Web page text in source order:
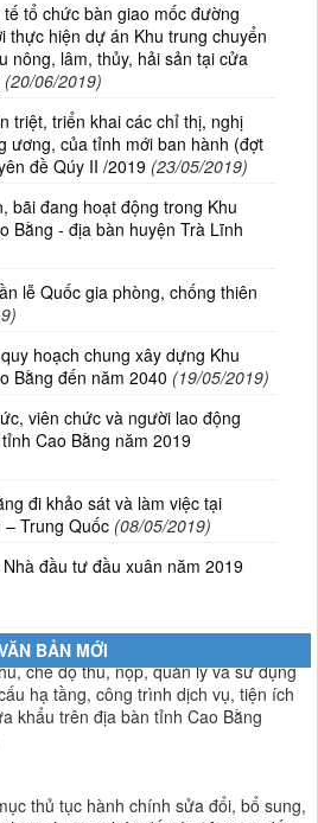
tổ chức bàn giao mốc đường
thực hiện dự án Khu trung chuyển
nông, lâm, thủy, hải sản tại cửa
(20/06/2019)
triệt, triển khai các chỉ thị, nghị
ương, của tỉnh mới ban hành (đợt
đề Qúy II /2019 (23/05/2019)
bãi đang hoạt động trong Khu
Bằng - địa bàn huyện Trà Lĩnh
lễ Quốc gia phòng, chống thiên
hoạch chung xây dựng Khu
Bằng đến năm 2040 (19/05/2019)
viên chức và người lao động
Cao Bằng năm 2019
đi khảo sát và làm việc tại
Trung Quốc (08/05/2019)
đầu tư đầu xuân năm 2019
BẢN MỚI
hạ tầng, công trình dịch vụ, tiện ích
khẩu trên địa bàn tỉnh Cao Bằng
thủ tục hành chính sửa đổi, bổ sung,
phương thức đối tác công tư; đấu
thẩm quyền giải quyết của Sở Tài
tế tỉnh, UBND cấp xã tỉnh CB